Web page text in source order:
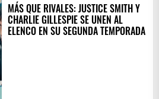
MÁS QUE RIVALES: JUSTICE SMITH Y
CHARLIE GILLESPIE SE UNEN AL
ELENCO EN SU SEGUNDA TEMPORADA